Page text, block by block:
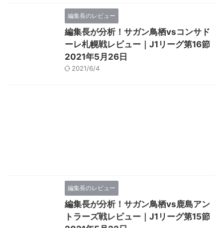
編集長のレビュー
編集長が分析！サガン鳥栖vsコンサド
ーレ札幌戦レビュー｜J1リーグ第16節
2021年5月26日
2021/6/4
編集長のレビュー
編集長が分析！サガン鳥栖vs鹿島アン
トラーズ戦レビュー｜J1リーグ第15節